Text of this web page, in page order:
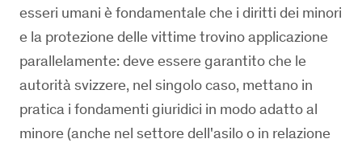
esseri umani è fondamentale che i diritti dei minori
e la protezione delle vittime trovino applicazione
parallelamente: deve essere garantito che le
autorità svizzere, nel singolo caso, mettano in
pratica i fondamenti giuridici in modo adatto al
minore (anche nel settore dell'asilo o in relazione